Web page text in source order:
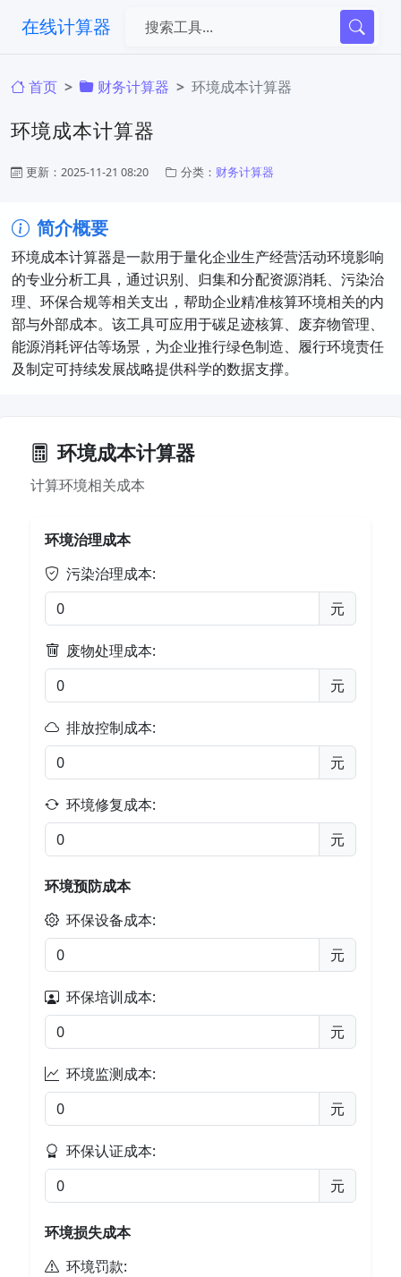
在线计算器
首页 财务计算器 环境成本计算器
环境成本计算器
更新：2025-11-21 08:20 分类： 财务计算器
简介概要
环境成本计算器是一款用于量化企业生产经营活动环境影响
的专业分析工具，通过识别、归集和分配资源消耗、污染治
理、环保合规等相关支出，帮助企业精准核算环境相关的内
部与外部成本。该工具可应用于碳足迹核算、废弃物管理、
能源消耗评估等场景，为企业推行绿色制造、履行环境责任
及制定可持续发展战略提供科学的数据支撑。
环境成本计算器
计算环境相关成本
环境治理成本
污染治理成本:
元
废物处理成本:
元
排放控制成本:
元
环境修复成本:
元
环境预防成本
环保设备成本:
元
环保培训成本:
元
环境监测成本:
元
环保认证成本:
元
环境损失成本
环境罚款: